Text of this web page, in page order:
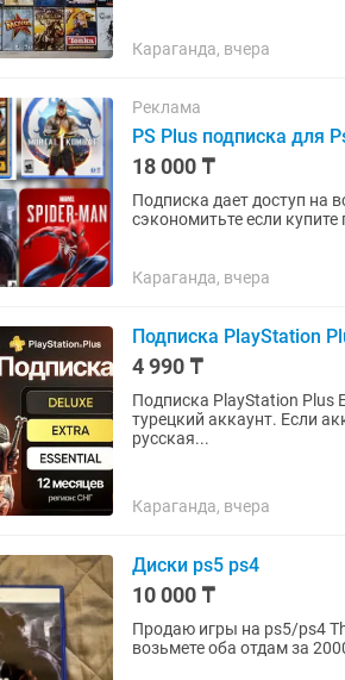
Караганда, вчера
Реклама
PS Plus подписка для
18 000 ₸
Подписка дает доступ на
сэкономитьте если купите подписку. Цена на 12 месяцев : Essential
Караганда, вчера
Подписка PlayStation
4 990 ₸
Подписка PlayStation Plus
турецкий аккаунт. Если аккаунта нет -
русская...
Караганда, вчера
Диски ps5 ps4
10 000 ₸
Продаю игры на ps5/ps4
возьмете оба отдам за